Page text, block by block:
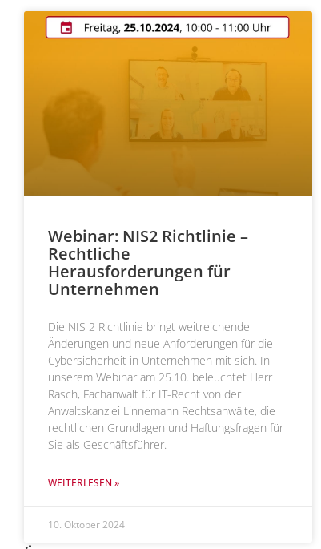
Webinar: NIS2 Richtlinie –
Rechtliche
Herausforderungen für
Unternehmen
Die NIS 2 Richtlinie bringt weitreichende
Änderungen und neue Anforderungen für die
Cybersicherheit in Unternehmen mit sich. In
unserem Webinar am 25.10. beleuchtet Herr
Rasch, Fachanwalt für IT-Recht von der
Anwaltskanzlei Linnemann Rechtsanwälte, die
rechtlichen Grundlagen und Haftungsfragen für
Sie als Geschäftsführer.
WEITERLESEN »
10. Oktober 2024